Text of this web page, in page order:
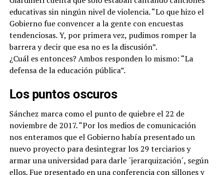
educativas sin ningún nivel de violencia. “Lo que hizo el
Gobierno fue convencer a la gente con encuestas
tendenciosas. Y, por primera vez, pudimos romper la
barrera y decir que esa no es la discusión”.
¿Cuál es entonces? Ambos responden lo mismo: “La
defensa de la educación pública”.
Los puntos oscuros
Sánchez marca como el punto de quiebre el 22 de
noviembre de 2017. “Por los medios de comunicación
nos enteramos que el Gobierno había presentado un
nuevo proyecto para desintegrar los 29 terciarios y
armar una universidad para darle ´jerarquización´, según
ellos. Fue presentado en una conferencia con sillones y